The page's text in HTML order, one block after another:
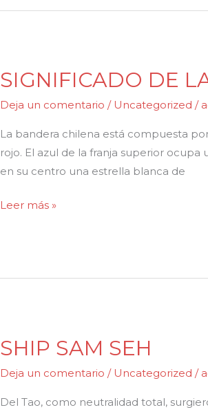
SIGNIFICADO DE
Deja un comentario / Uncategorized /
La bandera chilena está compuesta
rojo. El azul de la franja superior
en su centro una estrella blanca de
SIGNIFICADO
LAS
BANDERAS
Leer más »
SHIP SAM SEH
Deja un comentario / Uncategorized /
Del Tao, como neutralidad total,
SHIP
SEH